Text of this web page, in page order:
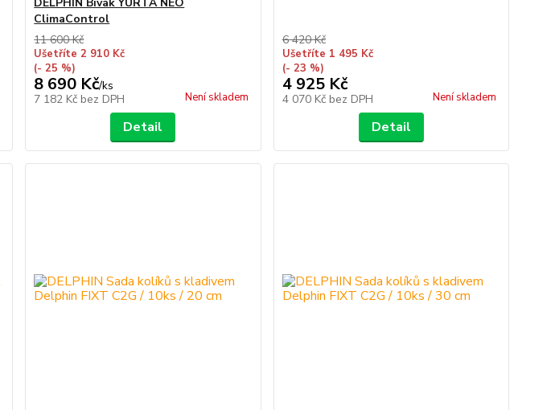
ClimaControl
11 600 Kč
Ušetříte 2 910 Kč
(- 25 %)
8 690 Kč/ks
7 182 Kč bez DPH Není skladem
Detail
6 420 Kč
Ušetříte 1 495 Kč
(- 23 %)
4 925 Kč
4 070 Kč bez DPH Není skladem
Detail